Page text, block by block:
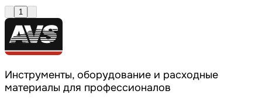
1
Инструменты, оборудование и расходные
материалы для профессионалов